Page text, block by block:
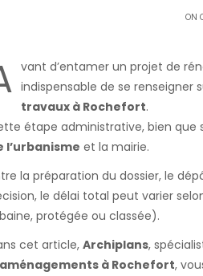
ON
vant d’entamer un projet de
indispensable de se renseigner
travaux à Rochefort.
étape administrative, bien que
l’urbanisme et la mairie.
la préparation du dossier, le
le délai total peut varier
protégée ou classée).
cet article, Archiplans,
à Rochefort,